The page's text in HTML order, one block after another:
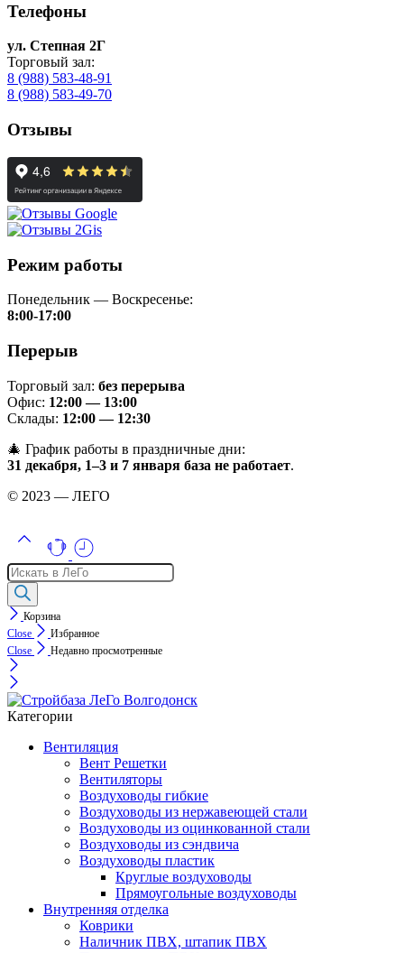
Телефоны
ул. Степная 2Г
Торговый зал:
8 (988) 583-48-91
8 (988) 583-49-70
Отзывы
Режим работы
Понедельник — Воскресенье:
8:00-17:00
Перерыв
Торговый зал: без перерыва
Офис: 12:00 — 13:00
Склады: 12:00 — 12:30
🎄 График работы в праздничные дни:
31 декабря, 1–3 и 7 января база не работает.
© 2023 — ЛЕГО
Поиск
товаров
Корзина
Close
Избранное
Close
Недавно просмотренные
Категории
Вентиляция
Вент Решетки
Вентиляторы
Воздуховоды гибкие
Воздуховоды из нержавеющей стали
Воздуховоды из оцинкованной стали
Воздуховоды из сэндвича
Воздуховоды пластик
Круглые воздуховоды
Прямоугольные воздуховоды
Внутренняя отделка
Коврики
Наличник ПВХ, штапик ПВХ